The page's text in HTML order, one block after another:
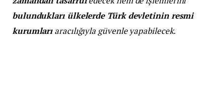
bulundukları ülkelerde Türk devletinin resmi
kurumlarıaracılığıyla güvenle yapabilecek.